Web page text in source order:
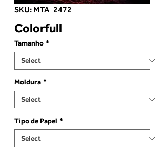
SKU: MTA_2472
Colorfull
Tamanho *
Moldura *
Tipo de Papel *